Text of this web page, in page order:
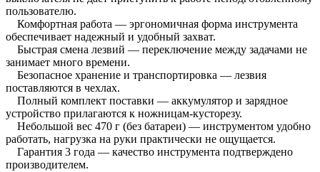
пользователю.
Комфортная работа — эргономичная форма инструмента
обеспечивает надежный и удобный захват.
Быстрая смена лезвий — переключение между задачами не
занимает много времени.
Безопасное хранение и транспортировка — лезвия
поставляются в чехлах.
Полный комплект поставки — аккумулятор и зарядное
устройство прилагаются к ножницам-кусторезу.
Небольшой вес 470 г (без батареи) — инструментом удобно
работать, нагрузка на руки практически не ощущается.
Гарантия 3 года — качество инструмента подтверждено
производителем.